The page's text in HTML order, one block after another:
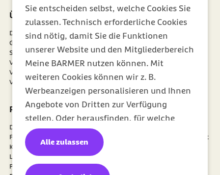
Sie entscheiden selbst, welche Cookies Sie
zulassen. Technisch erforderliche Cookies
sind nötig, damit Sie die Funktionen
unserer Website und den Mitgliederbereich
Meine BARMER nutzen können. Mit
weiteren Cookies können wir z. B.
Werbeanzeigen personalisieren und Ihnen
Angebote von Dritten zur Verfügung
stellen. Oder herausfinden, für welche
Inhalte Sie sich besonders interessieren
und wie wir Ihnen ein besonders gutes
Alle zulassen
Über uns
Die Barmer
Gesundheitsdatennutzung
Satzung
Verantwortung
Verwaltungsrat
Vorstand
Meine Barmer
Newsletter
externer Link:
Weiterempfehlen
Vertriebspartner
Portale
Digitale Gesundheit
Firmenkunden
Karriere
Leistungserbringer
Politik
Barrierefreiheit
Erklärung zur Barrierefreiheit